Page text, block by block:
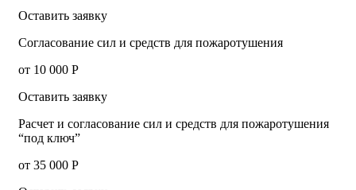
Оставить заявку
Согласование сил и средств для пожаротушения
от 10 000 Р
Оставить заявку
Расчет и согласование сил и средств для пожаротушения
“под ключ”
от 35 000 Р